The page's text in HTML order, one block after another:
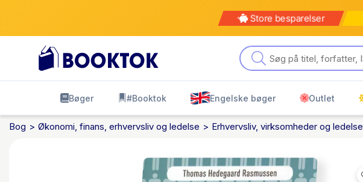
Store besparelser
Bøger #Booktok Engelske bøger Outlet
Bog Økonomi, finans, erhvervsliv og ledelse Erhvervsliv, virksomheder og ledelse